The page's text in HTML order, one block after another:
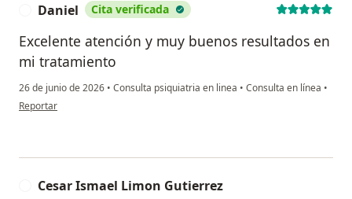
Daniel Cita verificada
Excelente atención y muy buenos resultados en
mi tratamiento
26 de junio de 2026 • Consulta psiquiatria en linea • Consulta en línea •
en opinión del usuario Daniel
Reportar
Cesar Ismael Limon Gutierrez